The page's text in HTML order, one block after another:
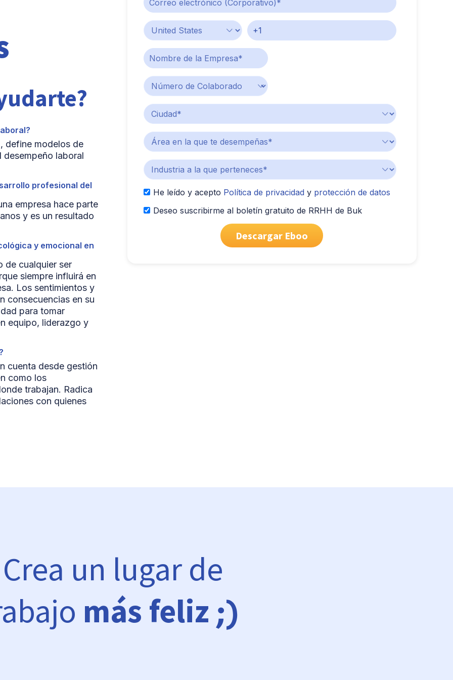
define modelos de
laboral
profesional del
empresa hace parte
y es un resultado
y emocional en
de cualquier ser
siempre influirá en
Los sentimientos y
consecuencias en su
para tomar
equipo, liderazgo y
cuenta desde gestión
como los
trabajan. Radica
con quienes
He leído y acepto Política de privacidad y protección de datos
Deseo suscribirme al boletín gratuito de RRHH de Buk
Crea un lugar de
más feliz